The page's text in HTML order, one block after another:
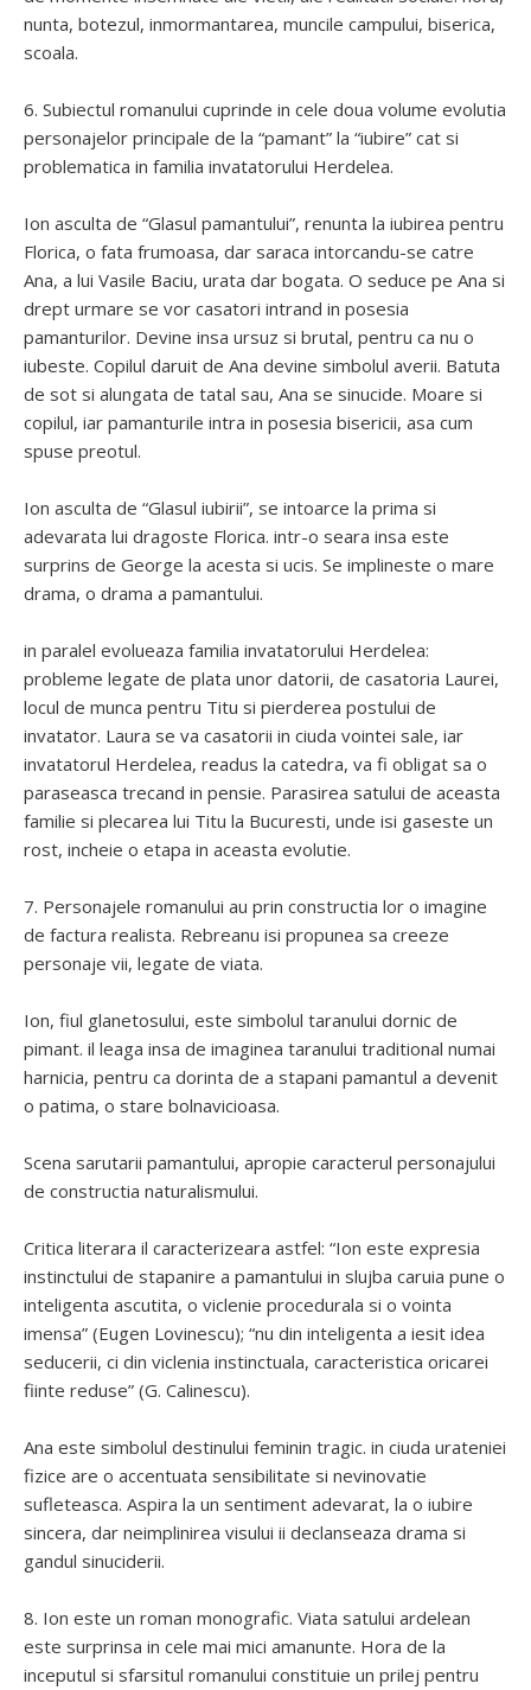
nunta, botezul, inmormantarea, muncile campului, biserica,
scoala.
6. Subiectul romanului cuprinde in cele doua volume evolutia
personajelor principale de la “pamant” la “iubire” cat si
problematica in familia invatatorului Herdelea.
Ion asculta de “Glasul pamantului”, renunta la iubirea pentru
Florica, o fata frumoasa, dar saraca intorcandu-se catre
Ana, a lui Vasile Baciu, urata dar bogata. O seduce pe Ana si
drept urmare se vor casatori intrand in posesia
pamanturilor. Devine insa ursuz si brutal, pentru ca nu o
iubeste. Copilul daruit de Ana devine simbolul averii. Batuta
de sot si alungata de tatal sau, Ana se sinucide. Moare si
copilul, iar pamanturile intra in posesia bisericii, asa cum
spuse preotul.
Ion asculta de “Glasul iubirii”, se intoarce la prima si
adevarata lui dragoste Florica. intr-o seara insa este
surprins de George la acesta si ucis. Se implineste o mare
drama, o drama a pamantului.
in paralel evolueaza familia invatatorului Herdelea:
probleme legate de plata unor datorii, de casatoria Laurei,
locul de munca pentru Titu si pierderea postului de
invatator. Laura se va casatorii in ciuda vointei sale, iar
invatatorul Herdelea, readus la catedra, va fi obligat sa o
paraseasca trecand in pensie. Parasirea satului de aceasta
familie si plecarea lui Titu la Bucuresti, unde isi gaseste un
rost, incheie o etapa in aceasta evolutie.
7. Personajele romanului au prin constructia lor o imagine
de factura realista. Rebreanu isi propunea sa creeze
personaje vii, legate de viata.
Ion, fiul glanetosului, este simbolul taranului dornic de
pimant. il leaga insa de imaginea taranului traditional numai
harnicia, pentru ca dorinta de a stapani pamantul a devenit
o patima, o stare bolnavicioasa.
Scena sarutarii pamantului, apropie caracterul personajului
de constructia naturalismului.
Critica literara il caracterizeara astfel: “Ion este expresia
instinctului de stapanire a pamantului in slujba caruia pune o
inteligenta ascutita, o viclenie procedurala si o vointa
imensa” (Eugen Lovinescu); “nu din inteligenta a iesit idea
seducerii, ci din viclenia instinctuala, caracteristica oricarei
fiinte reduse” (G. Calinescu).
Ana este simbolul destinului feminin tragic. in ciuda urateniei
fizice are o accentuata sensibilitate si nevinovatie
sufleteasca. Aspira la un sentiment adevarat, la o iubire
sincera, dar neimplinirea visului ii declanseaza drama si
gandul sinuciderii.
8. Ion este un roman monografic. Viata satului ardelean
este surprinsa in cele mai mici amanunte. Hora de la
inceputul si sfarsitul romanului constituie un prilej pentru